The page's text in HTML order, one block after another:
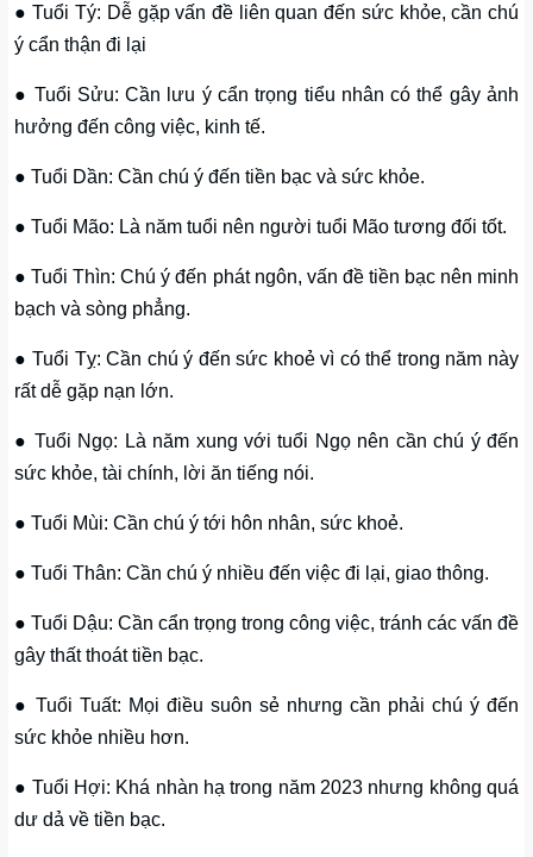
● Tuổi Tý: Dễ gặp vấn đề liên quan đến sức khỏe, cần chú
ý cẩn thận đi lại
● Tuổi Sửu: Cần lưu ý cẩn trọng tiểu nhân có thể gây ảnh
hưởng đến công việc, kinh tế.
● Tuổi Dần: Cần chú ý đến tiền bạc và sức khỏe.
● Tuổi Mão: Là năm tuổi nên người tuổi Mão tương đối tốt.
● Tuổi Thìn: Chú ý đến phát ngôn, vấn đề tiền bạc nên minh
bạch và sòng phẳng.
● Tuổi Tỵ: Cần chú ý đến sức khoẻ vì có thể trong năm này
rất dễ gặp nạn lớn.
● Tuổi Ngọ: Là năm xung với tuổi Ngọ nên cần chú ý đến
sức khỏe, tài chính, lời ăn tiếng nói.
● Tuổi Mùi: Cần chú ý tới hôn nhân, sức khoẻ.
● Tuổi Thân: Cần chú ý nhiều đến việc đi lại, giao thông.
● Tuổi Dậu: Cần cẩn trọng trong công việc, tránh các vấn đề
gây thất thoát tiền bạc.
● Tuổi Tuất: Mọi điều suôn sẻ nhưng cần phải chú ý đến
sức khỏe nhiều hơn.
● Tuổi Hợi: Khá nhàn hạ trong năm 2023 nhưng không quá
dư dả về tiền bạc.